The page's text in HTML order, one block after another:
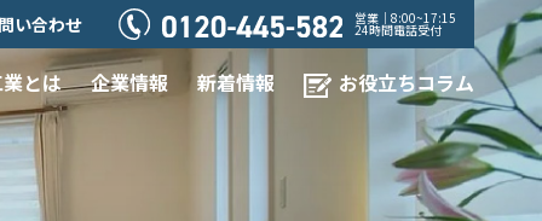
い合わせ 営業｜8:00~17:15
24時間電話受付
とは 企業情報 新着情報 お役立ちコラム